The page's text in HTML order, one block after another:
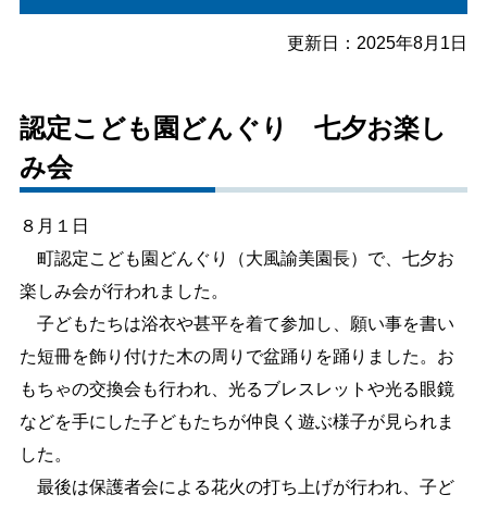
暮らし・手続き
しごと・産業
文字サイズ
標準
色合い
白 黒 黄 青
更新日： 2025年8月1日
認定こども園どんぐり 七夕お楽し
み会
８月１日
町認定こども園どんぐり（大風諭美園長）で、七夕お
楽しみ会が行われました。
子どもたちは浴衣や甚平を着て参加し、願い事を書い
た短冊を飾り付けた木の周りで盆踊りを踊りました。お
もちゃの交換会も行われ、光るブレスレットや光る眼鏡
などを手にした子どもたちが仲良く遊ぶ様子が見られま
した。
最後は保護者会による花火の打ち上げが行われ、子ど